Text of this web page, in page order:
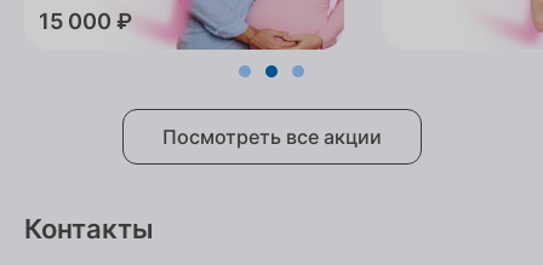
15 000 ₽
Посмотреть все акции
Контакты